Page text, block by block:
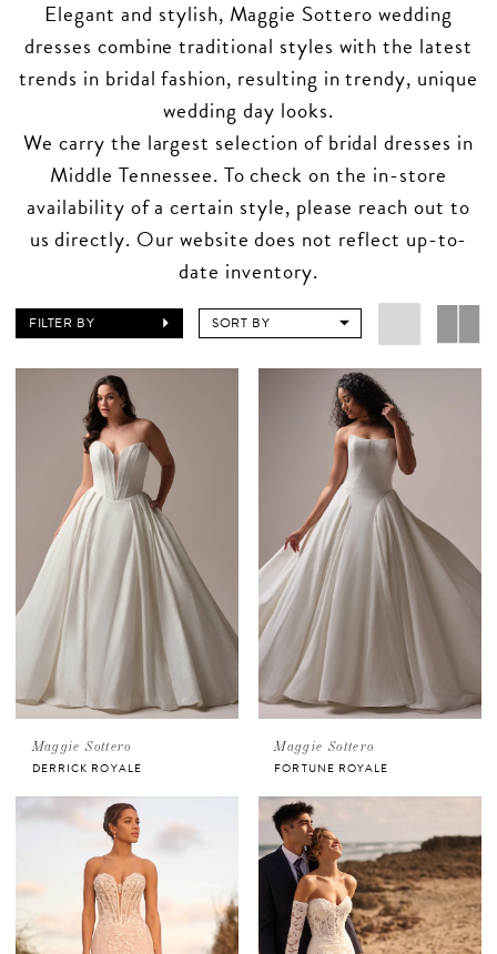
Elegant and stylish, Maggie Sottero wedding
dresses combine traditional styles with the latest
trends in bridal fashion, resulting in trendy, unique
wedding day looks.
We carry the largest selection of bridal dresses in
Middle Tennessee. To check on the in-store
availability of a certain style, please reach out to
us directly. Our website does not reflect up-to-
date inventory.
FILTER BY SORT BY
Maggie Sottero
DERRICK ROYALE
Maggie Sottero
FORTUNE ROYALE